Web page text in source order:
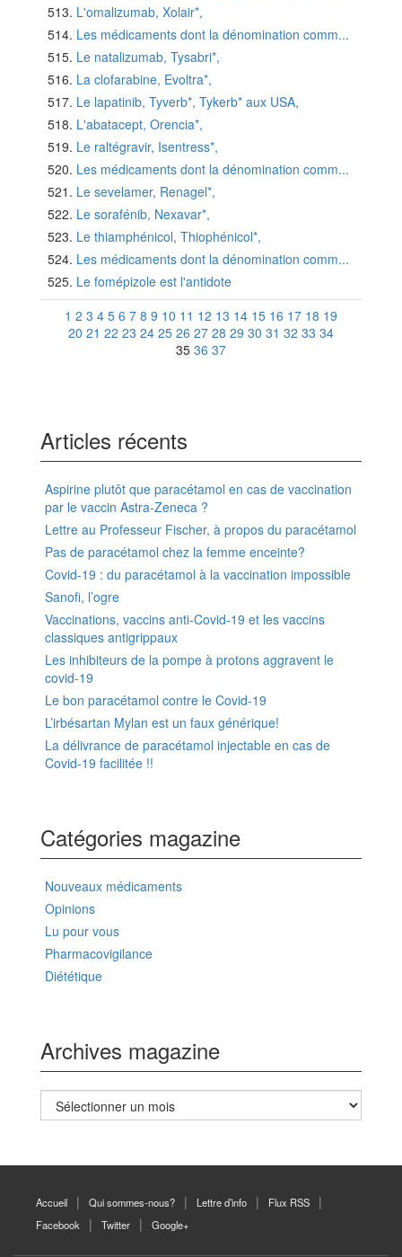
L'omalizumab, Xolair*,
Les médicaments dont la dénomination comm...
Le natalizumab, Tysabri*,
La clofarabine, Evoltra*,
Le lapatinib, Tyverb*, Tykerb* aux USA,
L'abatacept, Orencia*,
Le raltégravir, Isentress*,
Les médicaments dont la dénomination comm...
Le sevelamer, Renagel*,
Le sorafénib, Nexavar*,
Le thiamphénicol, Thiophénicol*,
Les médicaments dont la dénomination comm...
Le fomépizole est l'antidote
1 2 3 4 5 6 7 8 9 10 11 12 13 14 15 16 17 18 19
20 21 22 23 24 25 26 27 28 29 30 31 32 33 34
35 36 37
Articles récents
Aspirine plutôt que paracétamol en cas de vaccination
par le vaccin Astra-Zeneca ?
Lettre au Professeur Fischer, à propos du paracétamol
Pas de paracétamol chez la femme enceinte?
Covid-19 : du paracétamol à la vaccination impossible
Sanofi, l’ogre
Vaccinations, vaccins anti-Covid-19 et les vaccins
classiques antigrippaux
Les inhibiteurs de la pompe à protons aggravent le
covid-19
Le bon paracétamol contre le Covid-19
L’irbésartan Mylan est un faux générique!
La délivrance de paracétamol injectable en cas de
Covid-19 facilitée !!
Catégories magazine
Nouveaux médicaments
Opinions
Lu pour vous
Pharmacovigilance
Diététique
Archives magazine
Archives
magazine
Accueil Qui sommes-nous? Lettre d’info
Flux RSS
Facebook
Twitter Google+